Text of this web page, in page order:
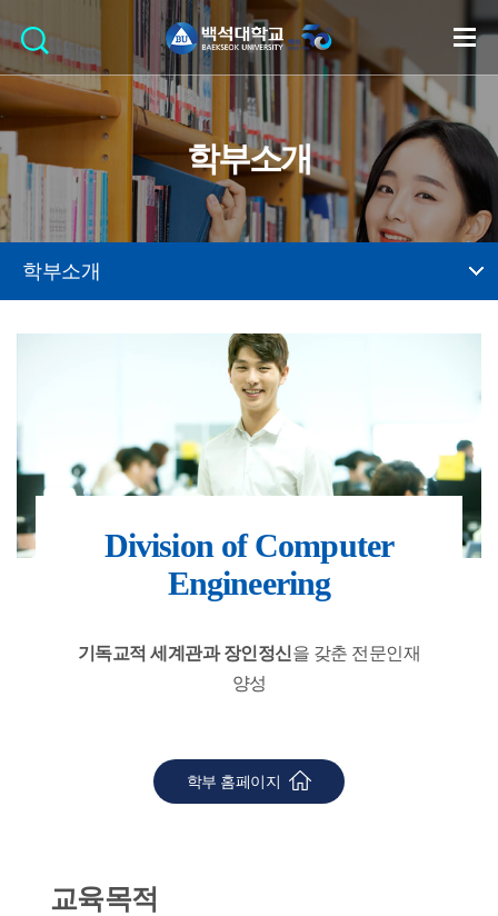
학부소개
학부소개
Division of Computer
Engineering
기독교적 세계관과 장인정신을 갖춘 전문인재
양성
학부 홈페이지
교육목적